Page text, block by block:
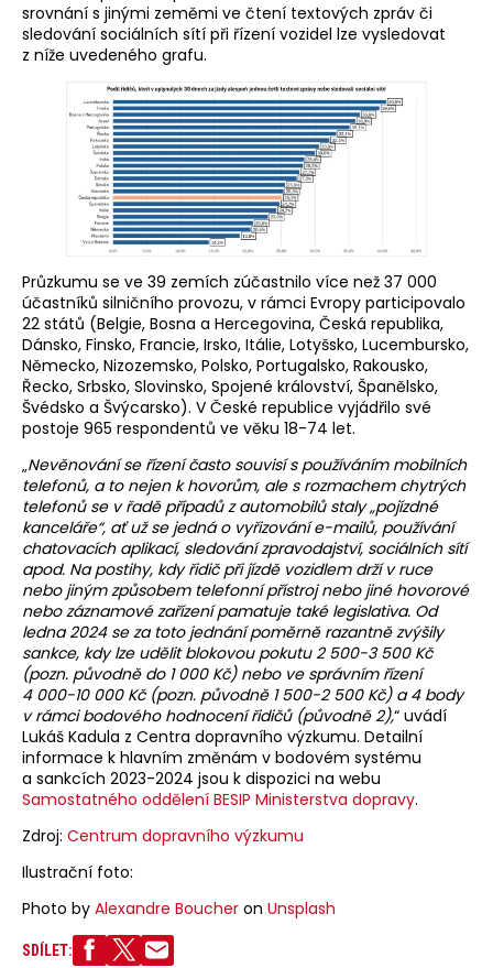
srovnání s jinými zeměmi ve čtení textových zpráv či
sledování sociálních sítí při řízení vozidel lze vysledovat
z níže uvedeného grafu.
Průzkumu se ve 39 zemích zúčastnilo více než 37 000
účastníků silničního provozu, v rámci Evropy participovalo
22 států (Belgie, Bosna a Hercegovina, Česká republika,
Dánsko, Finsko, Francie, Irsko, Itálie, Lotyšsko, Lucembursko,
Německo, Nizozemsko, Polsko, Portugalsko, Rakousko,
Řecko, Srbsko, Slovinsko, Spojené království, Španělsko,
Švédsko a Švýcarsko). V České republice vyjádřilo své
postoje 965 respondentů ve věku 18-74 let.
„Nevěnování se řízení často souvisí s používáním mobilních
telefonů, a to nejen k hovorům, ale s rozmachem chytrých
telefonů se v řadě případů z automobilů staly „pojízdné
kanceláře“, ať už se jedná o vyřizování e-mailů, používání
chatovacích aplikací, sledování zpravodajství, sociálních sítí
apod. Na postihy, kdy řidič při jízdě vozidlem drží v ruce
nebo jiným způsobem telefonní přístroj nebo jiné hovorové
nebo záznamové zařízení pamatuje také legislativa. Od
ledna 2024 se za toto jednání poměrně razantně zvýšily
sankce, kdy lze udělit blokovou pokutu 2 500-3 500 Kč
(pozn. původně do 1 000 Kč) nebo ve správním řízení
4 000-10 000 Kč (pozn. původně 1 500-2 500 Kč) a 4 body
v rámci bodového hodnocení řidičů (původně 2),“ uvádí
Lukáš Kadula z Centra dopravního výzkumu. Detailní
informace k hlavním změnám v bodovém systému
a sankcích 2023-2024 jsou k dispozici na webu
Samostatného oddělení BESIP Ministerstva dopravy.
Zdroj: Centrum dopravního výzkumu
Ilustrační foto:
Photo by Alexandre Boucher on Unsplash
SDÍLET: